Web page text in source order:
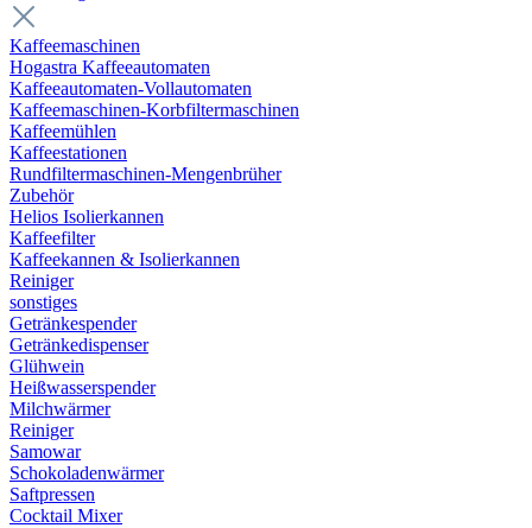
Kaffeemaschinen
Hogastra Kaffeeautomaten
Kaffeeautomaten-Vollautomaten
Kaffeemaschinen-Korbfiltermaschinen
Kaffeemühlen
Kaffeestationen
Rundfiltermaschinen-Mengenbrüher
Zubehör
Helios Isolierkannen
Kaffeefilter
Kaffeekannen & Isolierkannen
Reiniger
sonstiges
Getränkespender
Getränkedispenser
Glühwein
Heißwasserspender
Milchwärmer
Reiniger
Samowar
Schokoladenwärmer
Saftpressen
Cocktail Mixer